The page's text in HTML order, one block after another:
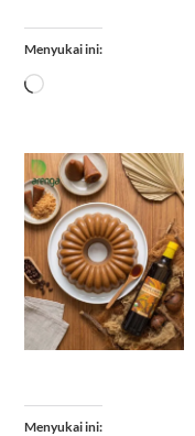
Menyukai ini:
Memuat...
Menyukai ini: